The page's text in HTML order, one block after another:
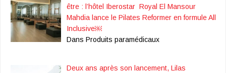
être : l’hôtel Iberostar Royal El Mansour
Mahdia lance le Pilates Reformer en formule All
Inclusive￼
Dans Produits paramédicaux
Deux ans après son lancement, Lilas